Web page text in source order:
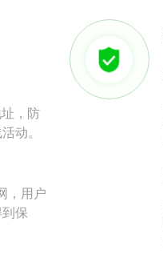
，防
动。
，用户
保